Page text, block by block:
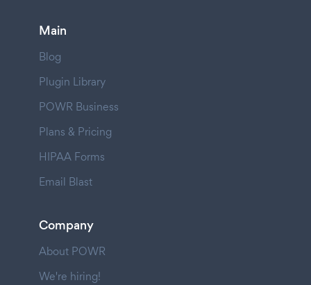
Main
Blog
Plugin Library
POWR Business
Plans & Pricing
HIPAA Forms
Email Blast
Company
About POWR
We're hiring!